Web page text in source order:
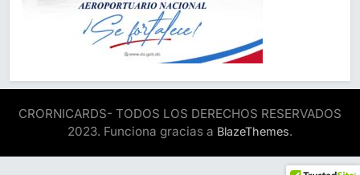
CRORNICARDS- TODOS LOS DERECHOS RESERVADOS
2023. Funciona gracias a BlazeThemes.